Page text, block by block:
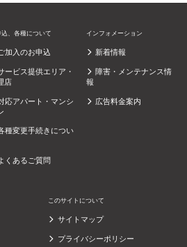
込、各種について
加入のお申込
ービス提供エリア・
店
応アパート・マンシ
種変更手続きについ
くあるご質問
インフォメーション
新着情報
障害・メンテナンス情
報
広告料金案内
このサイトについて
サイトマップ
プライバシーポリシー